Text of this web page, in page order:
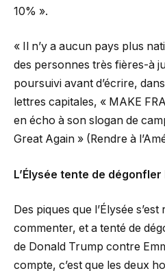
10% ».
« Il n’y a aucun pays plus
des personnes très fières-à
poursuivi avant d’écrire,
lettres capitales, « MAKE
en écho à son slogan de
Great Again » (Rendre à
L’Élysée tente de dégonfler
Des piques que l’Élysée
commenter, et a tenté de
de Donald Trump contre
compte, c’est que les deux